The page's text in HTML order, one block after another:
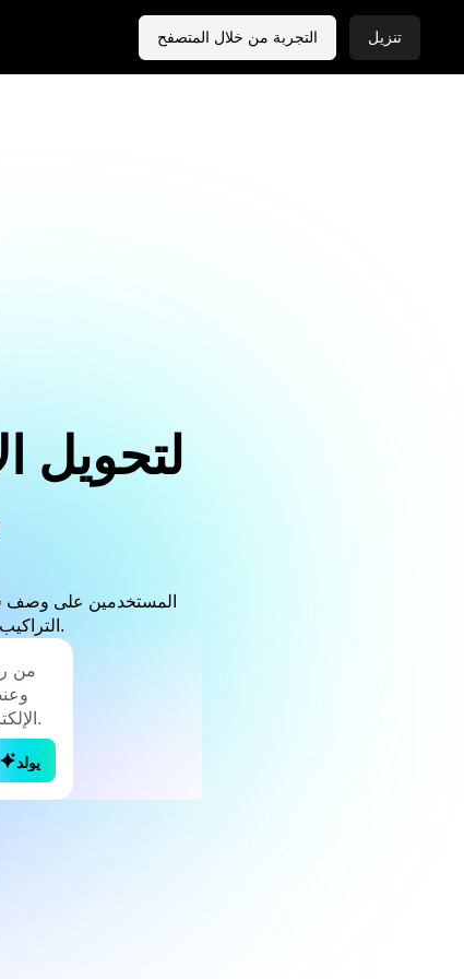
التجربة من خلال المتصفح تنزيل
التراكيب ، وتجارب الموسيقى التي يقودها الأسلوب عندما يكون البدء من صفحة فارغة أمرًا صعبًا.
يولد